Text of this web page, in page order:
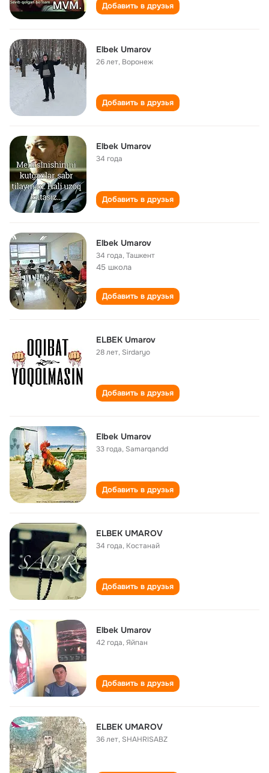
Добавить в друзья
Elbek Umarov
26 лет, Воронеж
Добавить в друзья
Elbek Umarov
34 года
Добавить в друзья
Elbek Umarov
34 года,Ташкент
45 школа
Добавить в друзья
ELBEK Umarov
28 лет, Sirdaryo
Добавить в друзья
Elbek Umarov
33 года, Samarqandd
Добавить в друзья
ELBEK UMAROV
34 года, Костанай
Добавить в друзья
Elbek Umarov
42 года,Яйпан
Добавить в друзья
ELBEK UMAROV
36 лет, SHAHRISABZ